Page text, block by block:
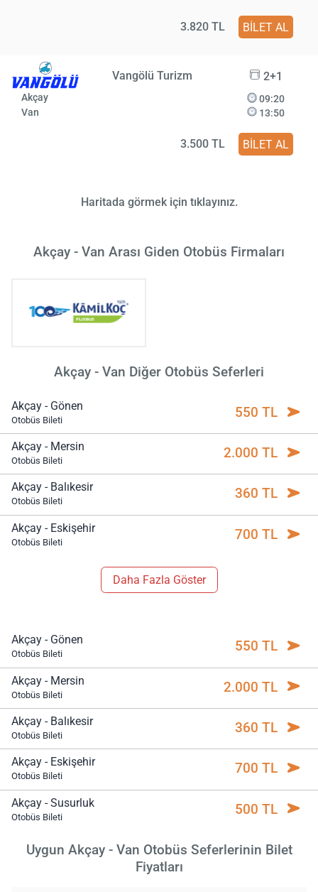
3.820 TL BİLET AL
Vangölü Turizm 2+1
Akçay
Van
09:20
13:50
3.500 TL BİLET AL
Haritada görmek için tıklayınız.
Akçay - Van Arası Giden Otobüs Firmaları
Akçay - Van Diğer Otobüs Seferleri
Akçay - Gönen
Otobüs Bileti 550 TL
Akçay - Mersin
Otobüs Bileti 2.000 TL
Akçay - Balıkesir
Otobüs Bileti 360 TL
Akçay - Eskişehir
Otobüs Bileti 700 TL
Daha Fazla Göster
Akçay - Gönen
Otobüs Bileti 550 TL
Akçay - Mersin
Otobüs Bileti 2.000 TL
Akçay - Balıkesir
Otobüs Bileti 360 TL
Akçay - Eskişehir
Otobüs Bileti 700 TL
Akçay - Susurluk
Otobüs Bileti 500 TL
Uygun Akçay - Van Otobüs Seferlerinin Bilet
Fiyatları